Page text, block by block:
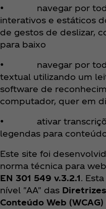
• navegar por
interativos e estáticos
de gestos de deslizar,
para baixo
• navegar por todo
textual utilizando um
software de
computador, quer em
• ativar transcrições
legendas para
Este site foi
norma técnica para
EN 301 549 v.3.2.1.
nível "AA" das
Conteúdo Web